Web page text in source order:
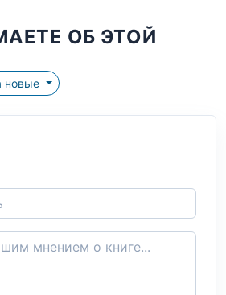
ОБ ЭТОЙ
новые